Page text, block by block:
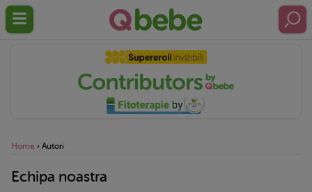
Home › Autori
Echipa noastra